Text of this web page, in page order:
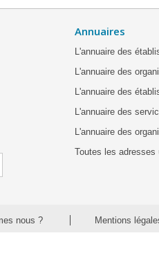
Annuaires
L'annuaire des
L'annuaire des
L'annuaire des
L'annuaire des
L'annuaire des
Toutes les adresses
nous ? Mentions